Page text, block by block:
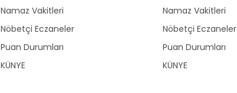
Namaz Vakitleri
Nöbetçi Eczaneler
Puan Durumları
KÜNYE
Namaz Vakitleri
Nöbetçi Eczaneler
Puan Durumları
KÜNYE